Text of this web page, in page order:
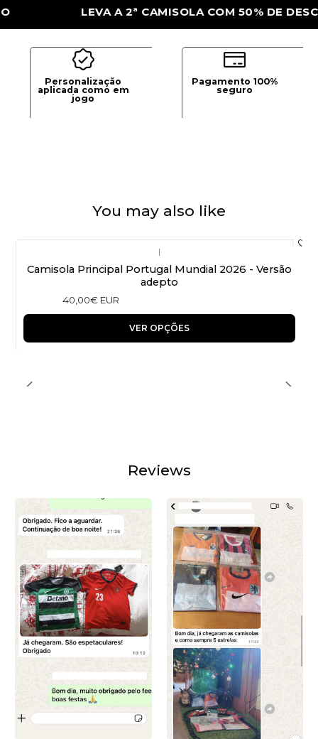
LEVA A 2ª CAMISOLA COM 50% DE DESCONTO
Personalização
aplicada como em
jogo
Pagamento 100%
seguro
You may also like
|
Camisola Principal Portugal Mundial 2026 - Versão
adepto
40,00€ EUR
VER OPÇÕES
Reviews